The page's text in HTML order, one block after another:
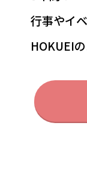
行事やイ
HOKUEI